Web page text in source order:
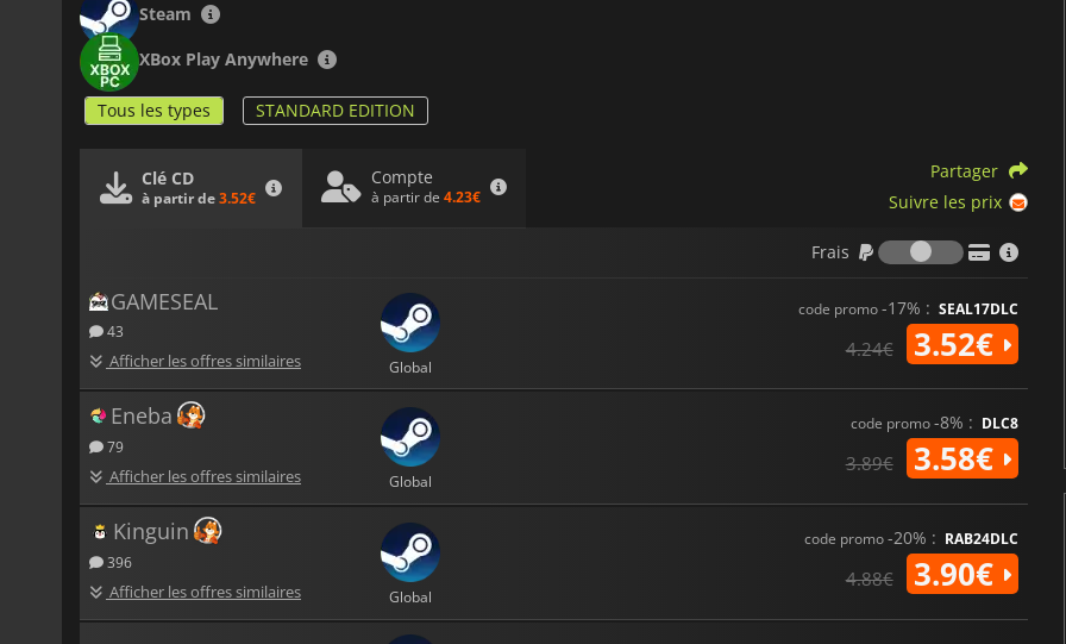
Steam
XBox Play Anywhere
Tous les types STANDARD EDITION
Clé CD
à partir de3.52€
Compte
à partir de 4.23€
Partager
Suivre les prix
Frais
Frais
GAMESEAL
43
Afficher les offres similaires Global
code promo-17% : SEAL17DLC
4.24€ 3.52€
Eneba
79
Afficher les offres similaires Global
code promo-8% : DLC8
3.89€ 3.58€
Kinguin
396
Afficher les offres similaires Global
code promo-20% : RAB24DLC
4.88€ 3.90€